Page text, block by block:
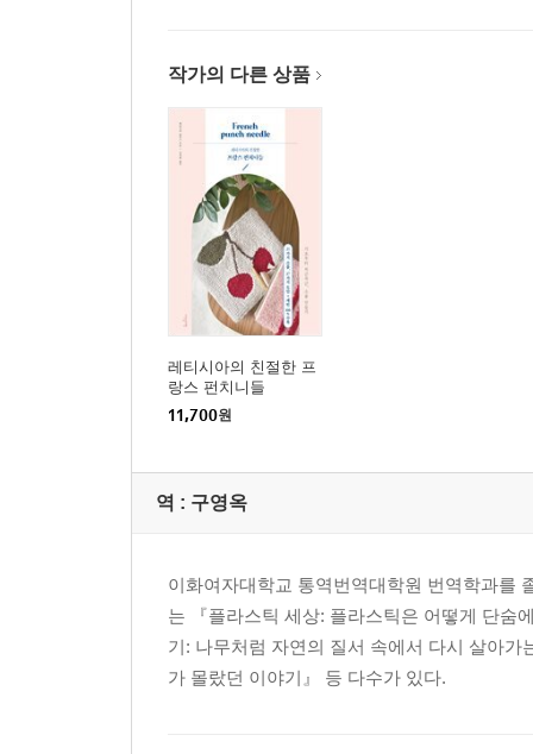
작가의 다른 상품
레티시아의 친절한 프
랑스 펀치니들
11,700원
역 : 구영옥
이화여자대학교 통역번역대학원 번역학과를
는 『플라스틱 세상: 플라스틱은 어떻게 단숨
기: 나무처럼 자연의 질서 속에서 다시 살아
가 몰랐던 이야기』 등 다수가 있다.